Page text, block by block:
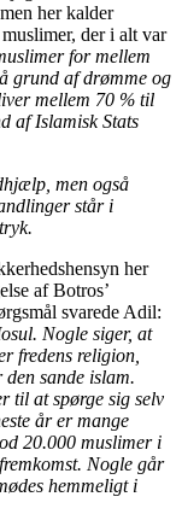
her kalder
der i alt var
for mellem
grund af drømme og
mellem 70 % til
af Islamisk Stats
men også
står i
her
af Botros’
svarede Adil:
Nogle siger, at
fredens religion,
sande islam.
til at spørge sig selv
år er mange
20.000 muslimer i
Nogle går
hemmeligt i